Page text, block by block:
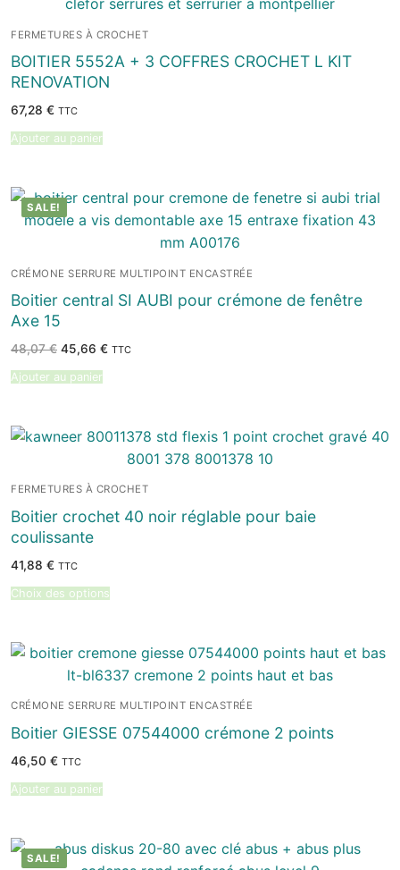
FERMETURES À CROCHET
BOITIER 5552A + 3 COFFRES CROCHET L KIT
RENOVATION
67,28 € TTC
Ajouter au panier
SALE!
CRÉMONE SERRURE MULTIPOINT ENCASTRÉE
Boitier central SI AUBI pour crémone de fenêtre
Axe 15
48,07€ Le
prix
initial
était :
45,66 €Le
TTC
Ajouter au panier
FERMETURES À CROCHET
Boitier crochet 40 noir réglable pour baie
coulissante
41,88 € TTC
Choix des options
CRÉMONE SERRURE MULTIPOINT ENCASTRÉE
Boitier GIESSE 07544000 crémone 2 points
46,50 € TTC
Ajouter au panier
SALE!